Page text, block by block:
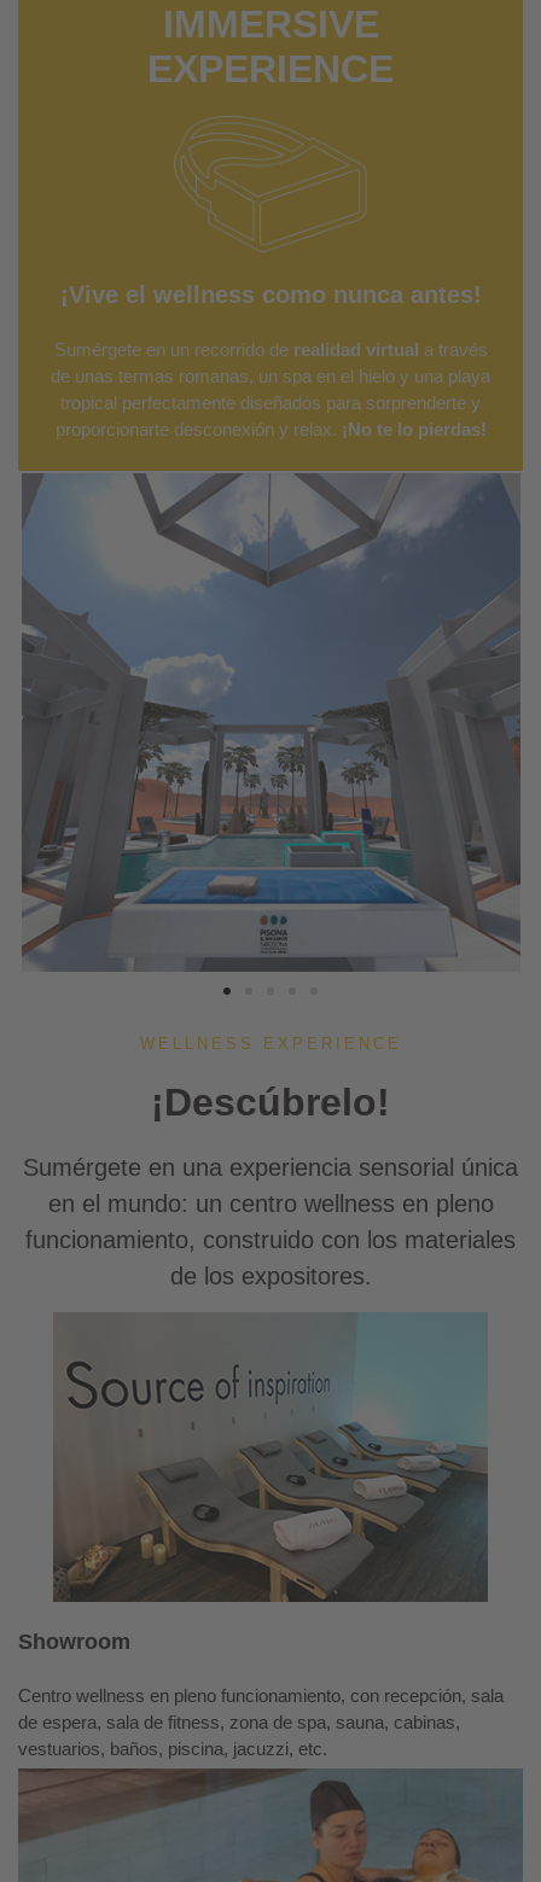
IMMERSIVE
EXPERIENCE
¡Vive el wellness como nunca antes!
Sumérgete en un recorrido de realidad virtual a través
de unas termas romanas, un spa en el hielo y una playa
tropical perfectamente diseñados para sorprenderte y
proporcionarte desconexión y relax. ¡No te lo pierdas!
WELLNESS EXPERIENCE
¡Descúbrelo!
Sumérgete en una experiencia sensorial única
en el mundo: un centro wellness en pleno
funcionamiento, construido con los materiales
de los expositores.
Showroom
Centro wellness en pleno funcionamiento, con recepción, sala
de espera, sala de fitness, zona de spa, sauna, cabinas,
vestuarios, baños, piscina, jacuzzi, etc.